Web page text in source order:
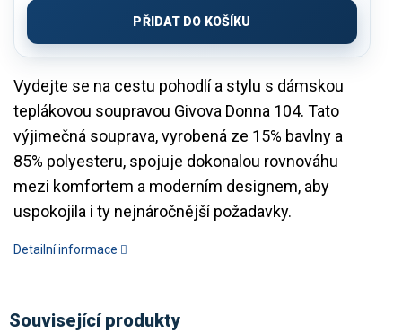
Vydejte se na cestu pohodlí a stylu s dámskou
teplákovou soupravou Givova Donna 104. Tato
výjimečná souprava, vyrobená ze 15% bavlny a
85% polyesteru, spojuje dokonalou rovnováhu
mezi komfortem a moderním designem, aby
uspokojila i ty nejnáročnější požadavky.
Detailní informace
cena:
PŘIDAT DO KOŠÍKU
Související produkty